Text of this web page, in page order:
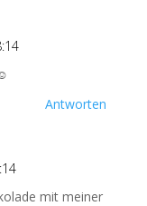
Antworten
mit meiner